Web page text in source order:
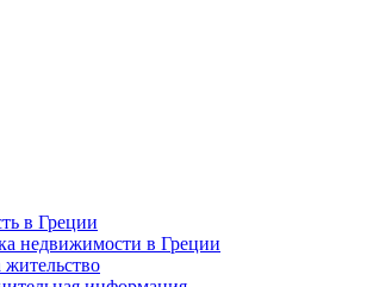
в Греции
недвижимости в Греции